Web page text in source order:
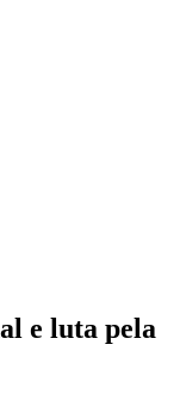
e luta pela